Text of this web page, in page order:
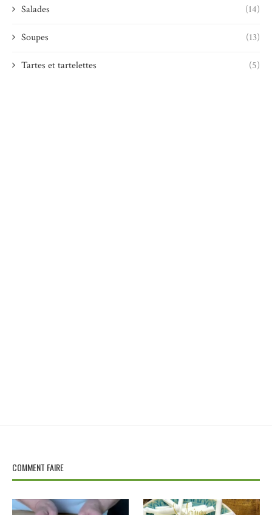
Salades (14)
Soupes (13)
Tartes et tartelettes (5)
COMMENT FAIRE